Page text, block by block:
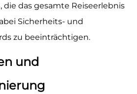
das gesamte Reiseerlebnis
Sicherheits- und
zu beeinträchtigen.
und